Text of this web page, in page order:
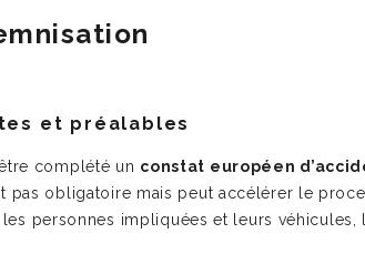
et préalables
complété un constat européen
pas obligatoire mais peut accélérer le
les personnes impliquées et leurs